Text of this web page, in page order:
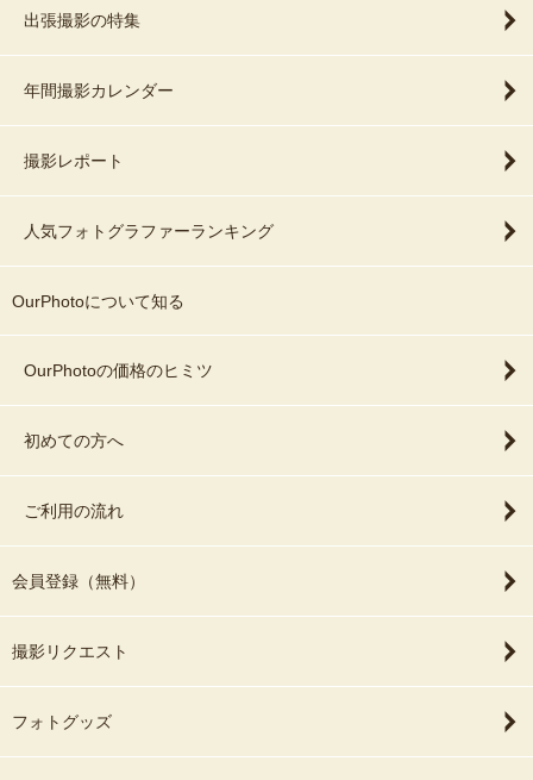
出張撮影の特集
年間撮影カレンダー
撮影レポート
人気フォトグラファーランキング
OurPhotoについて知る
OurPhotoの価格のヒミツ
初めての方へ
ご利用の流れ
会員登録（無料）
撮影リクエスト
フォトグッズ